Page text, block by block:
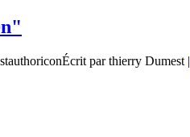
Écrit par thierry Dumest |